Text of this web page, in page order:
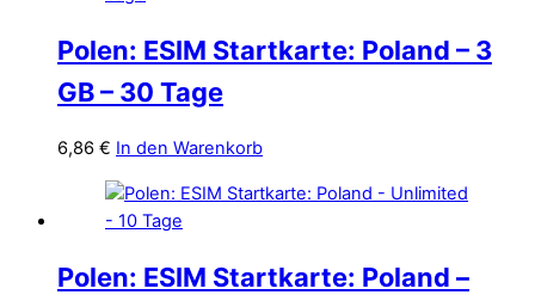
Polen: ESIM Startkarte: Poland – 3
GB – 30 Tage
6,86 € In den Warenkorb
Polen: ESIM Startkarte: Poland –